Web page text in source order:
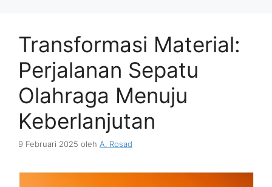
Transformasi Material:
Perjalanan Sepatu
Olahraga Menuju
Keberlanjutan
9 Februari 2025 oleh A. Rosad